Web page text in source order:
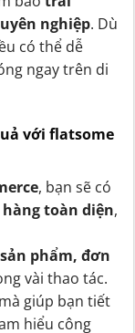
nghiệp. Dù
có thể dễ
ngay trên di
với flatsome
, bạn sẽ có
toàn diện,
phẩm, đơn
vài thao tác.
giúp bạn tiết
hiểu công